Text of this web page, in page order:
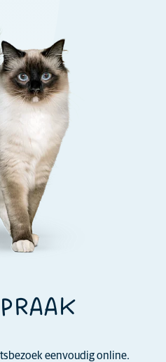
eenvoudig online.